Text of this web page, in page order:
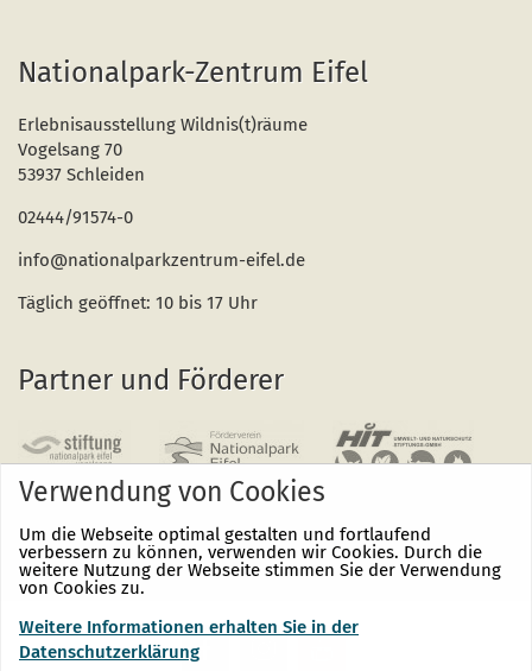
Nationalpark-Zentrum Eifel
Erlebnisausstellung Wildnis(t)räume
Vogelsang 70
53937 Schleiden
02444/91574-0
info@nationalparkzentrum-eifel.de
Täglich geöffnet: 10 bis 17 Uhr
Partner und Förderer
NationalparkNationalparkNationalpark
Verwendung von Cookies
Um die Webseite optimal gestalten und fortlaufend
verbessern zu können, verwenden wir Cookies. Durch die
weitere Nutzung der Webseite stimmen Sie der Verwendung
von Cookies zu.
Weitere Informationen erhalten Sie in der
Datenschutzerklärung